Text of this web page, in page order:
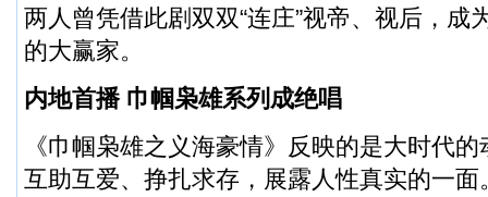
两人曾凭借此剧双双“连庄”视帝、视后，成
的大赢家。
内地首播 巾帼枭雄系列成绝唱
《巾帼枭雄之义海豪情》反映的是大时代
互助互爱、挣扎求存，展露人性真实的一